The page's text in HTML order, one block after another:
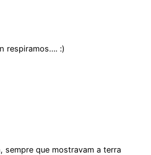
respiramos…. :)
sempre que mostravam a terra